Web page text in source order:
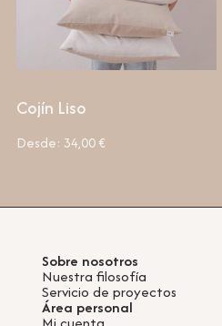
Cojín Liso
Desde: 34,00€
Sobre nosotros
Nuestra filosofía
Servicio de proyectos
Área personal